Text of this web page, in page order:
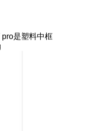
是塑料中框